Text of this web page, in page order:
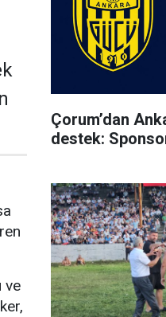
ve
Çorum’dan
destek: